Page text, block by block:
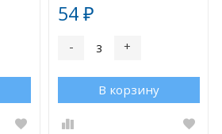
54 ₽
- +
В корзину